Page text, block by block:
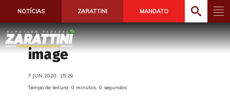
NOTÍCIAS ZARATTINI MANDATO
image
7 JUN 2020, 15:29
Tempo de leitura: 0 minutos, 0 segundos